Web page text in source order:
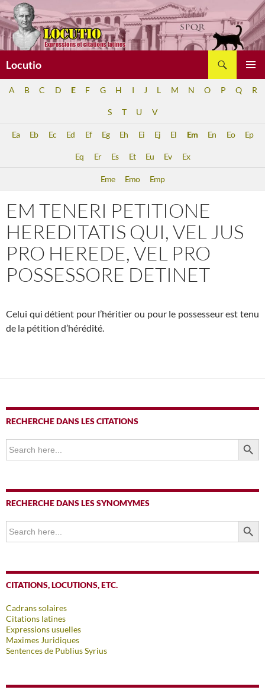
Aller
au
contenu
Locutio
A B C D E F G H I J L M N O P Q R
S T U V
Ea Eb Ec Ed Ef Eg Eh Ei Ej El Em En Eo Ep
Eq Er Es Et Eu Ev Ex
Eme Emo Emp
EM TENERI PETITIONE
HEREDITATIS QUI, VEL JUS
PRO HEREDE, VEL PRO
POSSESSORE DETINET
Celui qui détient pour l’héritier ou pour le possesseur est tenu
de la pétition d’hérédité.
RECHERCHE DANS LES CITATIONS
Search
for:
SEARCH
RECHERCHE DANS LES SYNOMYMES
Search
for:
SEARCH
CITATIONS, LOCUTIONS, ETC.
Cadrans solaires
Citations latines
Expressions usuelles
Maximes Juridiques
Sentences de Publius Syrius